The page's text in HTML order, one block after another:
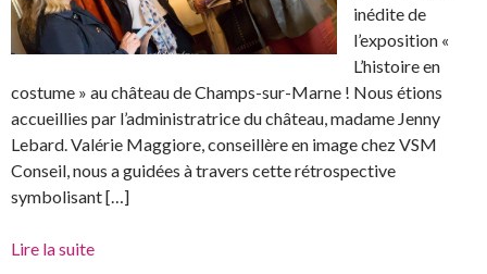
inédite de
l’exposition «
L’histoire en
costume » au château de Champs-sur-Marne ! Nous étions
accueillies par l’administratrice du château, madame Jenny
Lebard. Valérie Maggiore, conseillère en image chez VSM
Conseil, nous a guidées à travers cette rétrospective
symbolisant […]
Lire la suite